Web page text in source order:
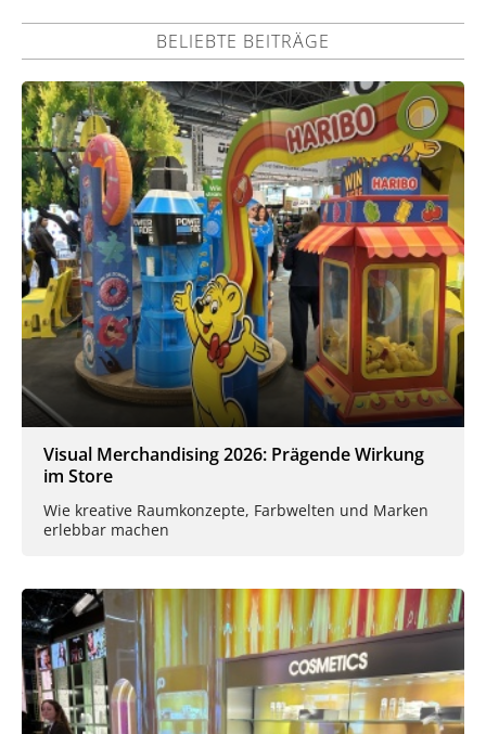
BELIEBTE BEITRÄGE
Visual Merchandising 2026: Prägende Wirkung
im Store
Wie kreative Raumkonzepte, Farbwelten und Marken
erlebbar machen